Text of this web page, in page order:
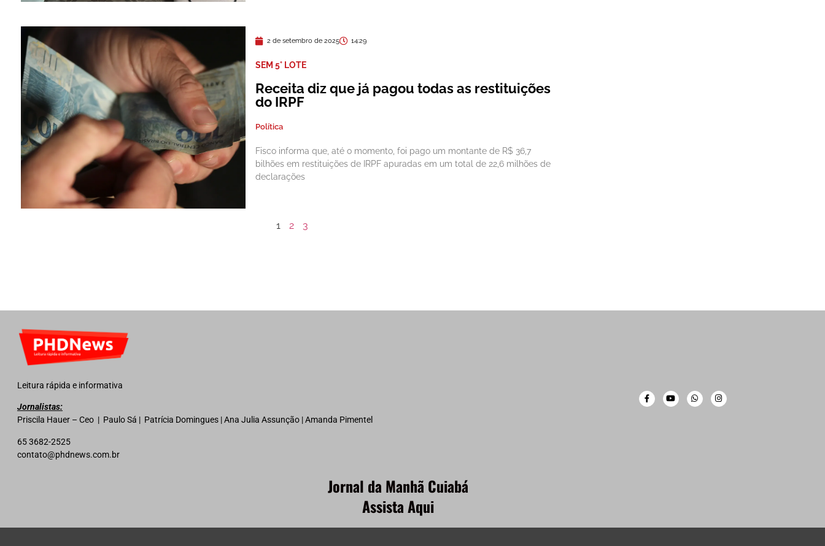
2 de setembro de 2025 14:29
SEM 5° LOTE
Receita diz que já pagou todas as restituições
do IRPF
Política
Fisco informa que, até o momento, foi pago um montante de R$ 36,7
bilhões em restituições de IRPF apuradas em um total de 22,6 milhões de
declarações
1 2 3
Leitura rápida e informativa
Jornalistas:
Priscila Hauer – Ceo | Paulo Sá | Patrícia Domingues | Ana Julia Assunção | Amanda Pimentel
65 3682-2525
contato@phdnews.com.br
Jornal da Manhã Cuiabá
Assista Aqui